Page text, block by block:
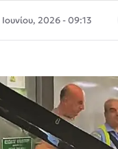
2026 - 09:13